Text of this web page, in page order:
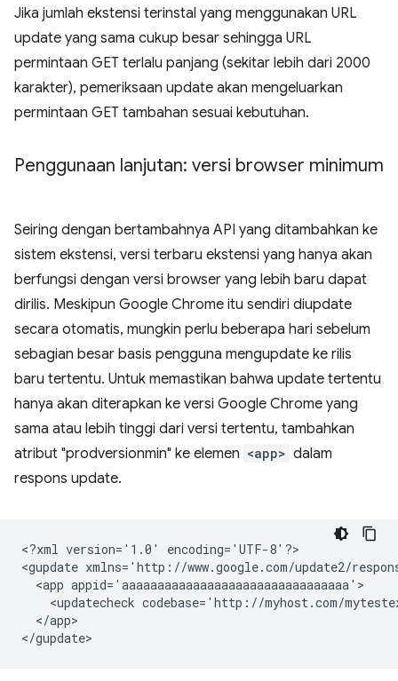
Jika jumlah ekstensi terinstal yang menggunakan URL
update yang sama cukup besar sehingga URL
permintaan GET terlalu panjang (sekitar lebih dari 2000
karakter), pemeriksaan update akan mengeluarkan
permintaan GET tambahan sesuai kebutuhan.
Penggunaan lanjutan: versi browser minimum
Seiring dengan bertambahnya API yang ditambahkan ke
sistem ekstensi, versi terbaru ekstensi yang hanya akan
berfungsi dengan versi browser yang lebih baru dapat
dirilis. Meskipun Google Chrome itu sendiri diupdate
secara otomatis, mungkin perlu beberapa hari sebelum
sebagian besar basis pengguna mengupdate ke rilis
baru tertentu. Untuk memastikan bahwa update tertentu
hanya akan diterapkan ke versi Google Chrome yang
sama atau lebih tinggi dari versi tertentu, tambahkan
atribut "prodversionmin" ke elemen <app> dalam
respons update.
<?xml version='1.0'
encoding='UTF-8'?>
<gupdate xmlns='http://www.google.com/update2/
<app
<updatecheck codebase='http://myhost.com/
</app>